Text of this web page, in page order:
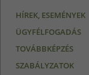
HÍREK, ESEMÉNYEK
ÜGYFÉLFOGADÁS
TOVÁBBKÉPZÉS
SZABÁLYZATOK